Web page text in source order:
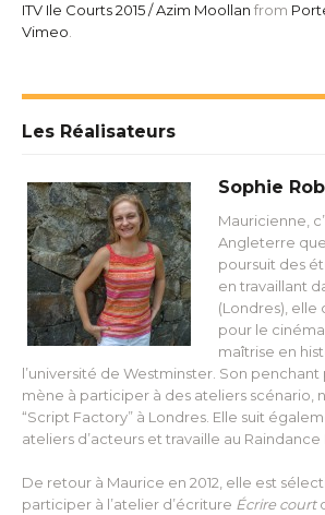
ITV Ile Courts 2015 / Azim Moollan from
Vimeo.
Les Réalisateurs
Sophie
Mauricienne,
Angleterre
poursuit des
en travaillant
(Londres), elle
pour le
maîtrise en
l’université de Westminster. Son penchant
mène à participer à des ateliers scénario,
“Script Factory” à Londres. Elle suit
ateliers d’acteurs et travaille au Raindance
De retour à Maurice en 2012, elle est
participer à l’atelier d’écriture Écrire court